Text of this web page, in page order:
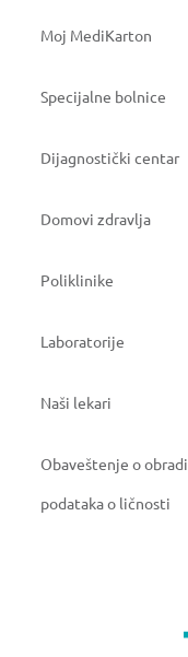
Moj MediKarton
Specijalne bolnice
Dijagnostički centar
Domovi zdravlja
Poliklinike
Laboratorije
Naši lekari
Obaveštenje o obradi
podataka o ličnosti